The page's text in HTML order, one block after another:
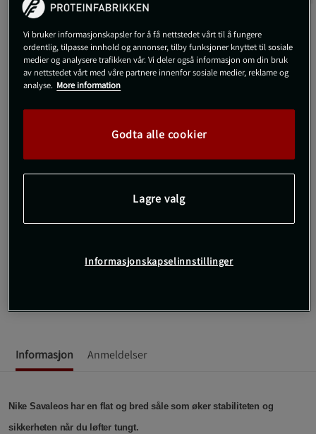
Dette produktet er lite i størrelsen. Velg en størrelse større enn den
du vanligvis bruker.
velge en størrelse større.
Informasjon Anmeldelser
Nike Savaleos har en flat og bred såle som øker stabiliteten og
sikkerheten når du løfter tungt.
Vi bruker informasjonskapsler for å få nettstedet vårt til å fungere
ordentlig, tilpasse innhold og annonser, tilby funksjoner knyttet til sosiale
medier og analysere trafikken vår. Vi deler også informasjon om din bruk
av nettstedet vårt med våre partnere innenfor sosiale medier, reklame og
analyse. More information
Godta alle cookier
Lagre valg
Informasjonskapselinnstillinger